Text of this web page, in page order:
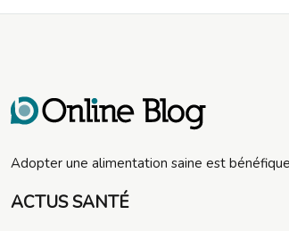
Adopter une alimentation saine est
ACTUS SANTÉ